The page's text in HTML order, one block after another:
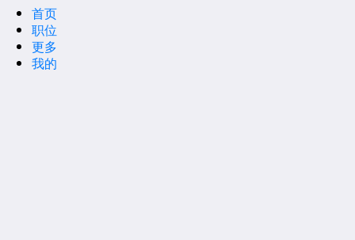
注册资本：
注册地址：
经营范围：
首页
职位
更多
我的